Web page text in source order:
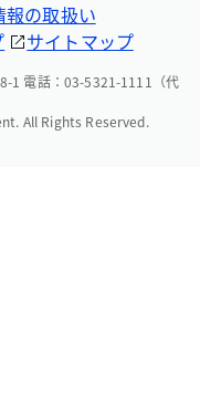
報の取扱い
サイトマップ
1 電話：03-5321-1111（代
All Rights Reserved.